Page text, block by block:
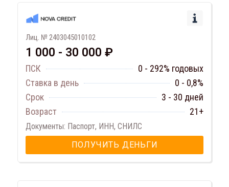
Лиц. № 2403045010102
1 000 - 30 000 ₽
ПСК
0 - 292% годовых
Ставка в день
0 - 0,8%
Срок
3 - 30 дней
Возраст
21+
Документы: Паспорт, ИНН, СНИЛС
ПОЛУЧИТЬ ДЕНЬГИ